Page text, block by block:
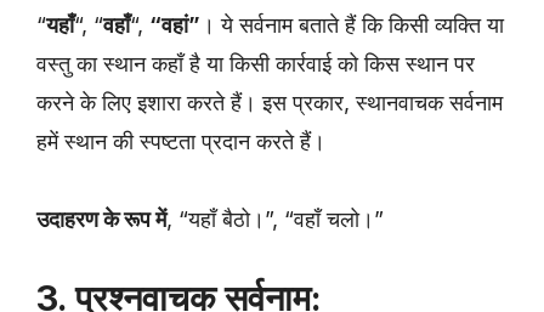
“यहाँ“, “वहाँ“, “वहां” । ये सर्वनाम बताते हैं कि किसी व्यक्ति या
वस्तु का स्थान कहाँ है या किसी कार्रवाई को किस स्थान पर
करने के लिए इशारा करते हैं। इस प्रकार, स्थानवाचक सर्वनाम
हमें स्थान की स्पष्टता प्रदान करते हैं।
उदाहरण के रूप में, “यहाँ बैठो।”, “वहाँ चलो।”
3. प्रश्नवाचक सर्वनाम: